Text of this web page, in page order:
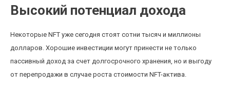
Высокий потенциал дохода
Некоторые NFT уже сегодня стоят сотни тысяч и миллионы
долларов. Хорошие инвестиции могут принести не только
пассивный доход за счет долгосрочного хранения, но и выгоду
от перепродажи в случае роста стоимости NFT-актива.